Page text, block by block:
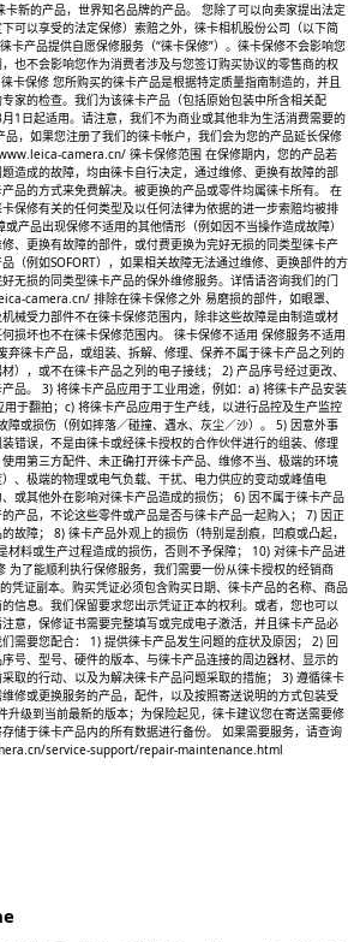
新的产品，世界知名品牌的产品。 您除了可以向卖家提出法定
可以享受的法定保修）索赔之外，徕卡相机股份公司（以下简
卡产品提供自愿保修服务（“徕卡保修”）。徕卡保修不会影响您
也不会影响您作为消费者涉及与您签订购买协议的零售商的权
卡保修 您所购买的徕卡产品是根据特定质量指南制造的，并且
家的检查。我们为该徕卡产品（包括原始包装中所含相关配
1日起适用。请注意，我们不为商业或其他非为生活消费需要的
，如果您注册了我们的徕卡帐户，我们会为您的产品延长保修
camera.cn/ 徕卡保修范围 在保修期内，您的产品若
造成的故障，均由徕卡自行决定，通过维修、更换有故障的部
品的方式来免费解决。被更换的产品或零件均属徕卡所有。 在
保修有关的任何类型及以任何法律为依据的进一步索赔均被排
产品出现保修不适用的其他情形（例如因不当操作造成故障）
、更换有故障的部件，或付费更换为完好无损的同类型徕卡产
（例如SOFORT），如果相关故障无法通过维修、更换部件的方
无损的同类型徕卡产品的保外维修服务。详情请咨询我们的门
camera.cn/ 排除在徕卡保修之外 易磨损的部件，如眼罩、
械受力部件不在徕卡保修范围内，除非这些故障是由制造或材
损坏也不在徕卡保修范围内。 徕卡保修不适用 保修服务不适用
弃徕卡产品，或组装、拆解、修理、保养不属于徕卡产品之列的
），或不在徕卡产品之列的电子接线； 2) 产品序号经过更改、
品。 3) 将徕卡产品应用于工业用途，例如：a) 将徕卡产品安装
于翻拍；c) 将徕卡产品应用于生产线，以进行品控及生产监控
障或损伤（例如摔落／碰撞、遇水、灰尘／沙）。 5) 因意外事
错误，不是由徕卡或经徕卡授权的合作伙伴进行的组装、修理
用第三方配件、未正确打开徕卡产品、维修不当、极端的环境
、极端的物理或电气负载、干扰、电力供应的变动或峰值电
或其他外在影响对徕卡产品造成的损伤； 6) 因不属于徕卡产品
产品，不论这些零件或产品是否与徕卡产品一起购入； 7) 因正
故障； 8) 徕卡产品外观上的损伤（特别是刮痕，凹痕或凸起，
材料或生产过程造成的损伤，否则不予保障； 10) 对徕卡产品进
为了能顺利执行保修服务，我们需要一份从徕卡授权的经销商
的凭证副本。购买凭证必须包含购买日期、徕卡产品的名称、商品
信息。我们保留要求您出示凭证正本的权利。或者，您也可以
意，保修证书需要完整填写或完成电子激活，并且徕卡产品必
需要您配合： 1) 提供徕卡产品发生问题的症状及原因； 2) 回
号、型号、硬件的版本、与徕卡产品连接的周边器材、显示的
取的行动、以及为解决徕卡产品问题采取的措施； 3) 遵循徕卡
修或更换服务的产品，配件，以及按照寄送说明的方式包装受
升级到当前最新的版本；为保险起见，徕卡建议您在寄送需要修
储于徕卡产品内的所有数据进行备份。 如果需要服务，请查询
service-support/repair-maintenance.html